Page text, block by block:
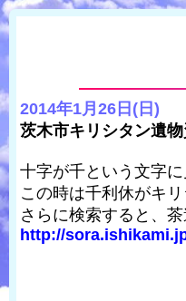
2014年1月26日(日)
茨木市キリシタン遺
十字が千という文字
この時は千利休がキ
さらに検索すると、
http://